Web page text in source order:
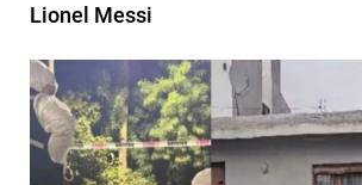
Lionel Messi